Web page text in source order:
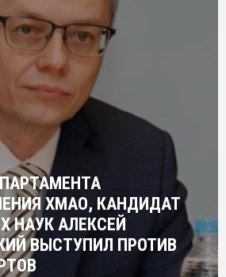
ХМАО, КАНДИДАТ
НАУК АЛЕКСЕЙ
ВЫСТУПИЛ ПРОТИВ